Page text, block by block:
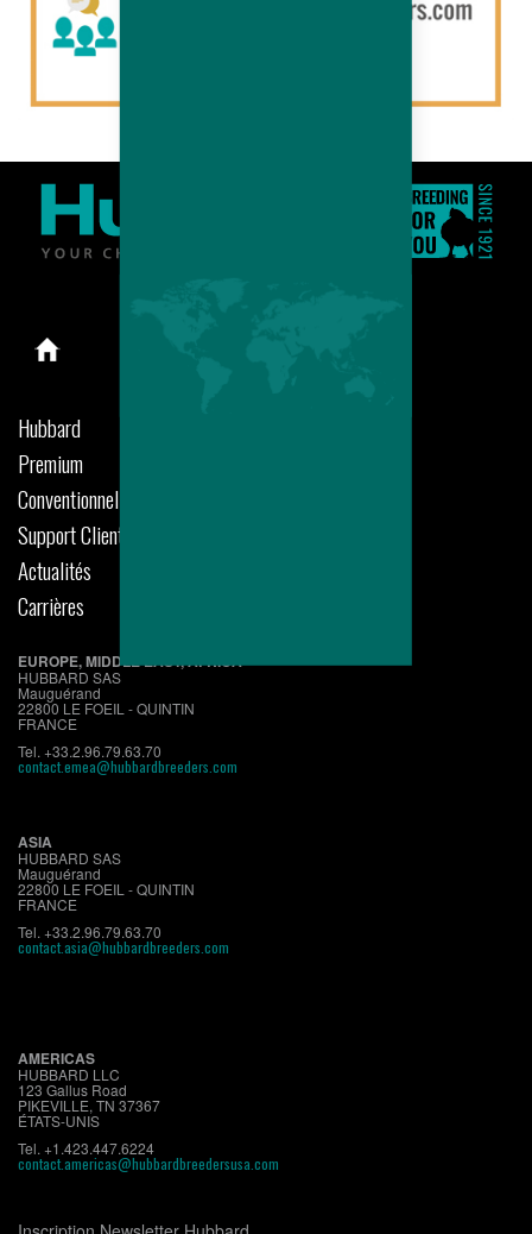
Hubbard
Premium
Conventionnel
Support Clients
Actualités
Carrières
EUROPE, MIDDLE EAST, AFRICA
HUBBARD SAS
Mauguérand
22800 LE FOEIL - QUINTIN
FRANCE
Tel. +33.2.96.79.63.70
contact.emea@hubbardbreeders.com
ASIA
HUBBARD SAS
Mauguérand
22800 LE FOEIL - QUINTIN
FRANCE
Tel. +33.2.96.79.63.70
contact.asia@hubbardbreeders.com
AMERICAS
HUBBARD LLC
123 Gallus Road
PIKEVILLE, TN 37367
ÉTATS-UNIS
Tel. +1.423.447.6224
contact.americas@hubbardbreedersusa.com